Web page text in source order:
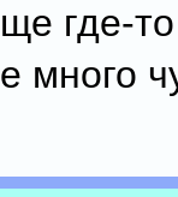
где-
много